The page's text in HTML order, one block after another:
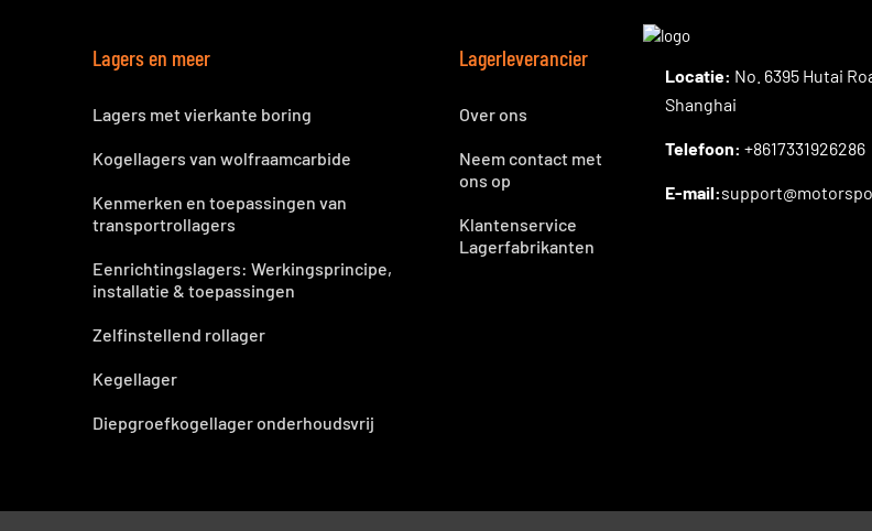
Lagers en meer
Lagers met vierkante boring
Kogellagers van wolfraamcarbide
Kenmerken en toepassingen van
transportrollagers
Eenrichtingslagers: Werkingsprincipe,
installatie & toepassingen
Zelfinstellend rollager
Kegellager
Diepgroefkogellager onderhoudsvrij
Lagerleverancier
Over ons
Neem contact met
ons op
Klantenservice
Lagerfabrikanten
Locatie: No. 6395 Hutai
Shanghai
Telefoon: +8617331926286
E-mail: